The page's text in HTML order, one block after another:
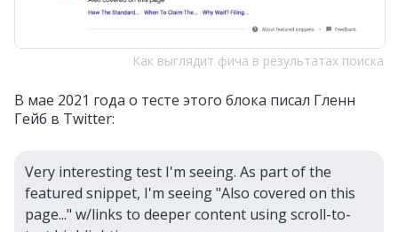
Как выглядит фича в результатах поиска
В мае 2021 года о тесте этого блока писал Гленн
Гейб в Twitter:
Very interesting test I'm seeing. As part of the
featured snippet, I'm seeing "Also covered on this
page..." w/links to deeper content using scroll-to-